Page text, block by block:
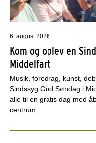
6. august 2026
Kom og oplev en
Middelfart
Musik, foredrag, kunst,
Sindssyg God Søndag i
alle til en gratis dag med
centrum.